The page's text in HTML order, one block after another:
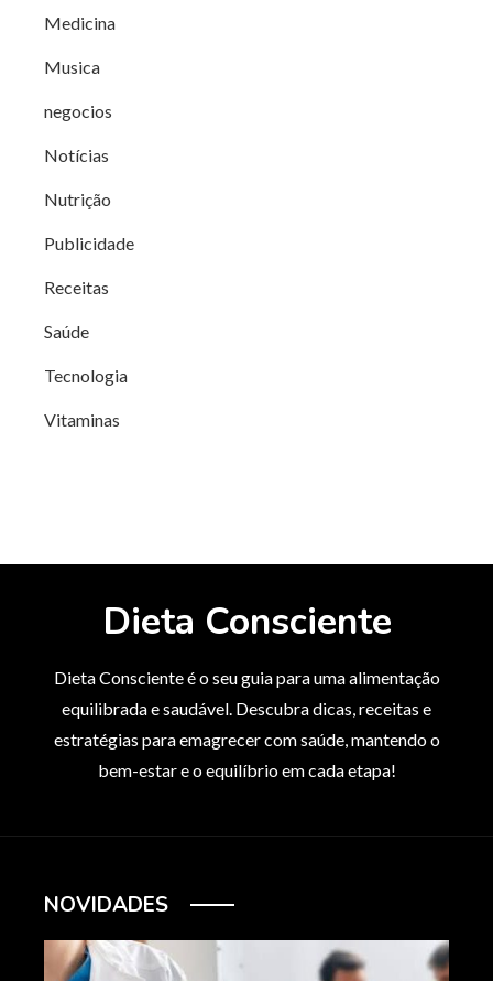
Medicina
Musica
negocios
Notícias
Nutrição
Publicidade
Receitas
Saúde
Tecnologia
Vitaminas
Dieta Consciente
Dieta Consciente é o seu guia para uma alimentação
equilibrada e saudável. Descubra dicas, receitas e
estratégias para emagrecer com saúde, mantendo o
bem-estar e o equilíbrio em cada etapa!
NOVIDADES